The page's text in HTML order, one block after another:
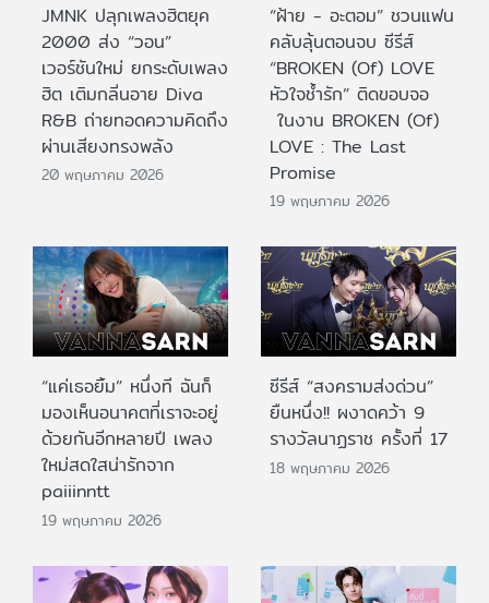
JMNK ปลุกเพลงฮิตยุค
2000 ส่ง “วอน”
เวอร์ชันใหม่ ยกระดับเพลง
ฮิต เติมกลิ่นอาย Diva
R&B ถ่ายทอดความคิดถึง
ผ่านเสียงทรงพลัง
20 พฤษภาคม 2026
“ฝ้าย - อะตอม” ชวนแฟน
คลับลุ้นตอนจบ ซีรีส์
“BROKEN (Of) LOVE
หัวใจช้ำรัก” ติดขอบจอ
ในงาน BROKEN (Of)
LOVE : The Last
Promise
19 พฤษภาคม 2026
“แค่เธอยิ้ม” หนึ่งที ฉันก็
มองเห็นอนาคตที่เราจะอยู่
ด้วยกันอีกหลายปี เพลง
ใหม่สดใสน่ารักจาก
paiiinntt
19 พฤษภาคม 2026
ซีรีส์ “สงครามส่งด่วน”
ยืนหนึ่ง!! ผงาดคว้า 9
รางวัลนาฏราช ครั้งที่ 17
18 พฤษภาคม 2026